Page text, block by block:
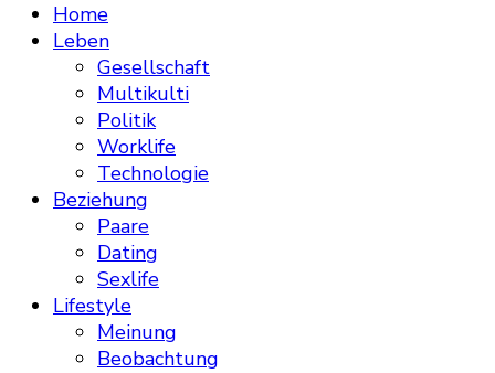
Home
Leben
Gesellschaft
Multikulti
Politik
Worklife
Technologie
Beziehung
Paare
Dating
Sexlife
Lifestyle
Meinung
Beobachtung